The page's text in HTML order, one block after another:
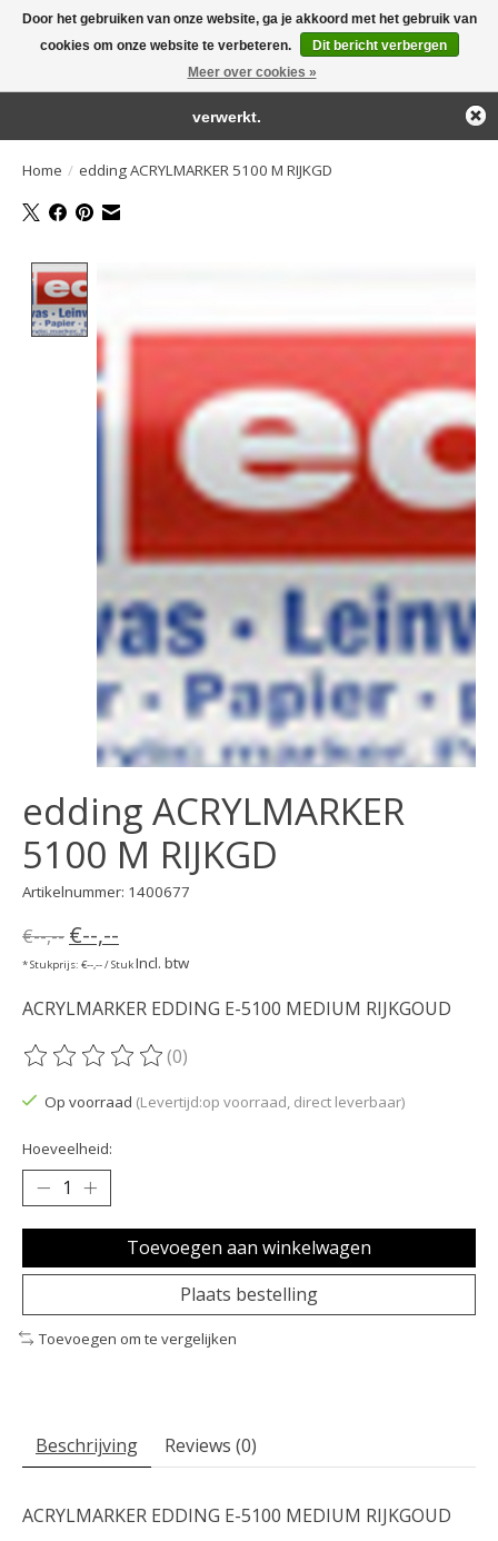
Large selection of products and fast shipping!
Home / edding ACRYLMARKER 5100 M RIJKGD
edding ACRYLMARKER
5100 M RIJKGD
Artikelnummer: 1400677
€--,-- €--,--
* Stukprijs: €--,-- / StukIncl. btw
ACRYLMARKER EDDING E-5100 MEDIUM RIJKGOUD
De beoordeling van dit product is
(0)
Op voorraad (Levertijd:op voorraad, direct leverbaar)
Hoeveelheid:
Toevoegen aan winkelwagen
Plaats bestelling
Toevoegen om te vergelijken
Beschrijving Reviews (0)
ACRYLMARKER EDDING E-5100 MEDIUM RIJKGOUD
Door het gebruiken van onze website, ga je akkoord met het gebruik van
cookies om onze website te verbeteren.
Dit bericht verbergen
Meer over cookies »
← Keer terug naar de backofficeDeze winkel is in aanbouw.
Eventueel geplaatste orders zullen niet worden gehonoreerd of
verwerkt.